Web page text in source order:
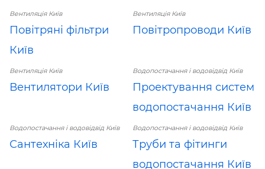
Вентиляція Київ
Повітряні фільтри
Київ
Вентиляція Київ
Повітропроводи Київ
Вентиляція Київ
Вентилятори Київ
Водопостачання і водовідвід Київ
Проектування систем
водопостачання Київ
Водопостачання і водовідвід Київ
Сантехніка Київ
Водопостачання і водовідвід Київ
Труби та фітинги
водопостачання Київ